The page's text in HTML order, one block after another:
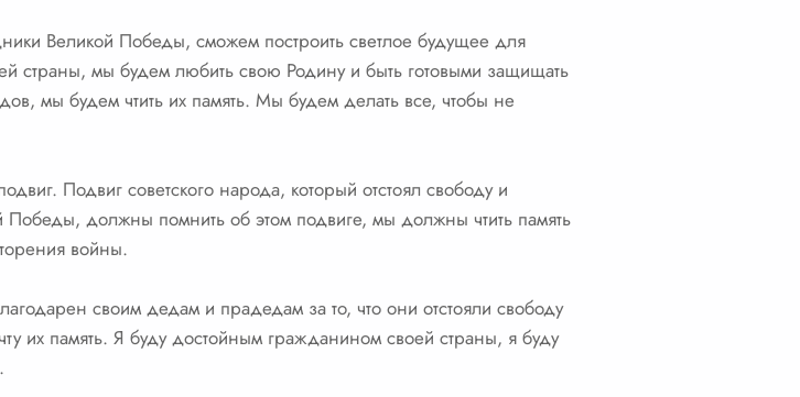
Великой Победы, сможем построить светлое будущее для
мы будем любить свою Родину и быть готовыми защищать
мы будем чтить их память. Мы будем делать все, чтобы не
Подвиг советского народа, который отстоял свободу и
должны помнить об этом подвиге, мы должны чтить память
войны.
своим дедам и прадедам за то, что они отстояли свободу
их память. Я буду достойным гражданином своей страны, я буду